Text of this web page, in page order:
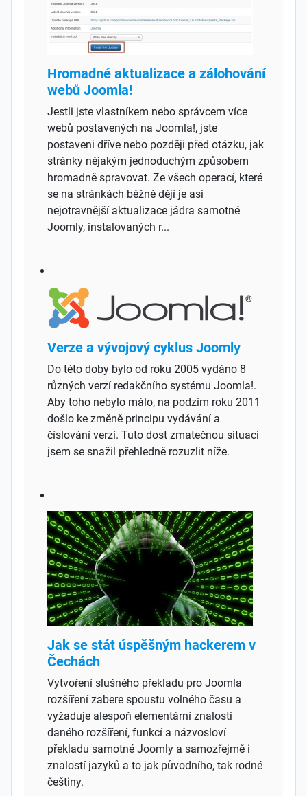
Hromadné aktualizace a zálohování
webů Joomla!
Jestli jste vlastníkem nebo správcem více
webů postavených na Joomla!, jste
postaveni dříve nebo později před otázku, jak
stránky nějakým jednoduchým způsobem
hromadně spravovat. Ze všech operací, které
se na stránkách běžně dějí je asi
nejotravnější aktualizace jádra samotné
Joomly, instalovaných r...
Verze a vývojový cyklus Joomly
Do této doby bylo od roku 2005 vydáno 8
různých verzí redakčního systému Joomla!.
Aby toho nebylo málo, na podzim roku 2011
došlo ke změně principu vydávání a
číslování verzí. Tuto dost zmatečnou situaci
jsem se snažil přehledně rozuzlit níže.
Jak se stát úspěšným hackerem v
Čechách
Vytvoření slušného překladu pro Joomla
rozšíření zabere spoustu volného času a
vyžaduje alespoň elementární znalosti
daného rozšíření, funkcí a názvosloví
překladu samotné Joomly a samozřejmě i
znalostí jazyků a to jak původního, tak rodné
češtiny.